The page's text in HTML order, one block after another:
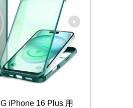
iPhone 16 Plus 用